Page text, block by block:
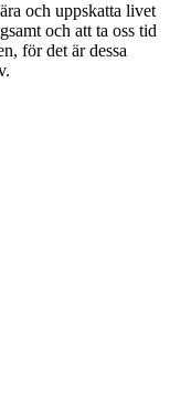
och uppskatta livet
och att ta oss tid
för det är dessa